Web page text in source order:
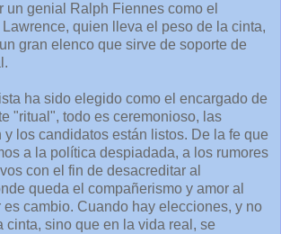
un genial Ralph Fiennes como el
quien lleva el peso de la cinta,
gran elenco que sirve de soporte de
ha sido elegido como el encargado de
"ritual", todo es ceremonioso, las
y los candidatos están listos. De la fe que
a la política despiadada, a los rumores
con el fin de desacreditar al
queda el compañerismo y amor al
cambio. Cuando hay elecciones, y no
cinta, sino que en la vida real, se